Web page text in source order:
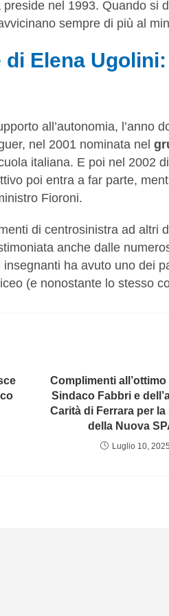
nel 1993. Quando si
sempre di più al
Elena
all’autonomia, l’anno
nel 2001 nominata nel
italiana. E poi nel 2002
poi entra a far parte,
Fioroni.
di centrosinistra ad altri
anche dalle
ha avuto uno dei
(e nonostante lo stesso
Complimenti all’ottimo
Sindaco Fabbri e
Carità di Ferrara per la
della Nuova
Luglio 10, 2025